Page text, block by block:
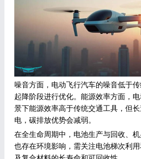
噪音方面，电动飞行汽车的噪音低于
起降阶段进行优化。能源效率方面，
景下能源效率高于传统交通工具，但
电，碳排放优势会减弱。
在全生命周期中，电池生产与回收、
也存在环境影响，需关注电池梯次利